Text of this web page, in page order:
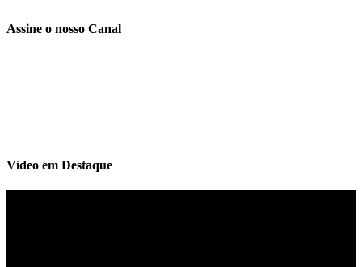
Assine o nosso Canal
Vídeo em Destaque